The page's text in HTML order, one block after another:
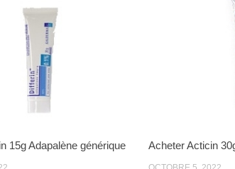
15g Adapalène générique Acheter Acticin